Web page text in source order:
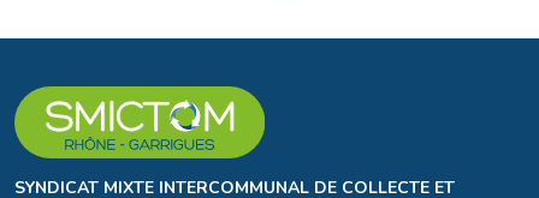
SYNDICAT MIXTE INTERCOMMUNAL DE COLLECTE ET